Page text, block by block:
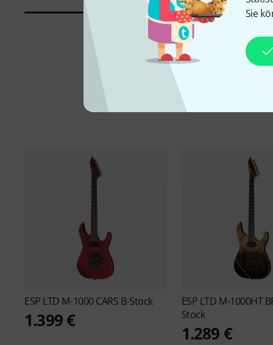
Sie
ESP LTD M-1000 CARS B-Stock
1.399 €
ESP LTD M-1000HT
Stock
1.289 €